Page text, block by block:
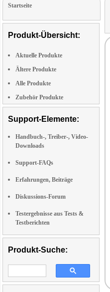
Startseite
Produkt-Übersicht:
Aktuelle Produkte
Ältere Produkte
Alle Produkte
Zubehör Produkte
Support-Elemente:
Handbuch-, Treiber-, Video-
Downloads
Support-FAQs
Erfahrungen, Beiträge
Diskussions-Forum
Testergebnisse aus Tests &
Testberichten
Produkt-Suche: